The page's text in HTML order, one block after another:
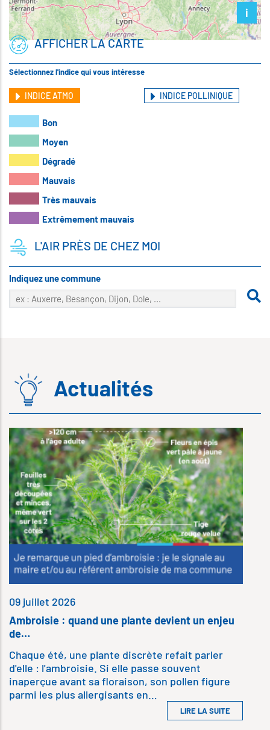
i
AFFICHER LA CARTE
Sélectionnez l'indice qui vous intéresse
INDICE ATMO INDICE POLLINIQUE
Bon
Moyen
Dégradé
Mauvais
Très mauvais
Extrêmement mauvais
L'AIR PRÈS DE CHEZ MOI
Indiquez une commune
Actualités
09 juillet 2026
Ambroisie : quand une plante devient un enjeu
de…
Chaque été, une plante discrète refait parler
d'elle : l'ambroisie. Si elle passe souvent
inaperçue avant sa floraison, son pollen figure
parmi les plus allergisants en…
LIRE LA SUITE